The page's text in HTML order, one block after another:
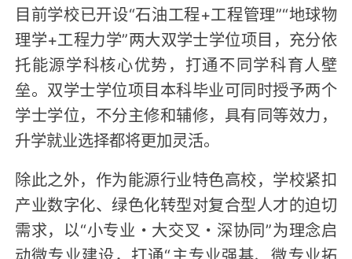
目前学校已开设“石油工程+工程管理”“地球物
理学+工程力学”两大双学士学位项目，充分依
托能源学科核心优势，打通不同学科育人壁
垒。双学士学位项目本科毕业可同时授予两个
学士学位，不分主修和辅修，具有同等效力，
升学就业选择都将更加灵活。
除此之外，作为能源行业特色高校，学校紧扣
产业数字化、绿色化转型对复合型人才的迫切
需求，以“小专业・大交叉・深协同”为理念启
动微专业建设，打通“主专业强基、微专业拓